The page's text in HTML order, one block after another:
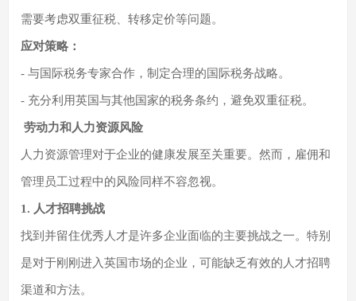
需要考虑双重征税、转移定价等问题。
应对策略：
- 与国际税务专家合作，制定合理的国际税务战略。
- 充分利用英国与其他国家的税务条约，避免双重征税。
劳动力和人力资源风险
人力资源管理对于企业的健康发展至关重要。然而，雇佣和
管理员工过程中的风险同样不容忽视。
1. 人才招聘挑战
找到并留住优秀人才是许多企业面临的主要挑战之一。特别
是对于刚刚进入英国市场的企业，可能缺乏有效的人才招聘
渠道和方法。